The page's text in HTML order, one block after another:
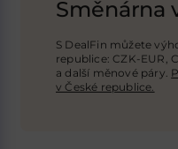
Směnárna
S DealFin můžete
republice: CZK-EUR,
a další měnové páry.
v České republice.